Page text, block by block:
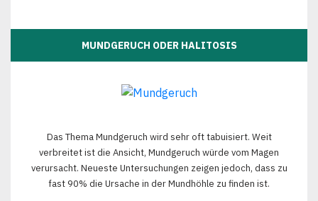
MUNDGERUCH ODER HALITOSIS
Das Thema Mundgeruch wird sehr oft tabuisiert. Weit
verbreitet ist die Ansicht, Mundgeruch würde vom Magen
verursacht. Neueste Untersuchungen zeigen jedoch, dass zu
fast 90% die Ursache in der Mundhöhle zu finden ist.